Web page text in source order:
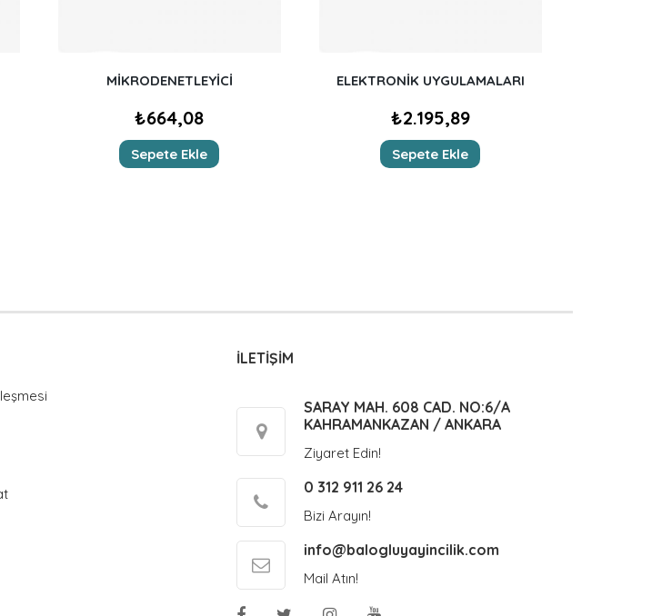
MİKRODENETLEYİCİ
₺664,08
Sepete Ekle
ELEKTRONİK UYGULAMALARI
₺2.195,89
Sepete Ekle
İLETİŞİM
SARAY MAH. 608 CAD. NO:6/A
KAHRAMANKAZAN / ANKARA
Ziyaret Edin!
0 312 911 26 24
Bizi Arayın!
info@balogluyayincilik.com
Mail Atın!